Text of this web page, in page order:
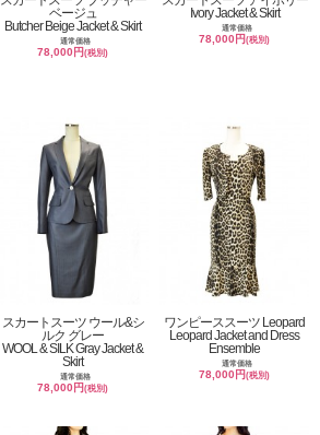
ベージュ
Butcher Beige Jacket & Skirt
通常価格
78,000円(税別)
Ivory Jacket & Skirt
通常価格
78,000円(税別)
スカートスーツ ウール&シ
ルク グレー
WOOL & SILK Gray Jacket &
Skirt
通常価格
78,000円(税別)
ワンピーススーツ Leopard
Leopard Jacket and Dress
Ensemble
通常価格
78,000円(税別)